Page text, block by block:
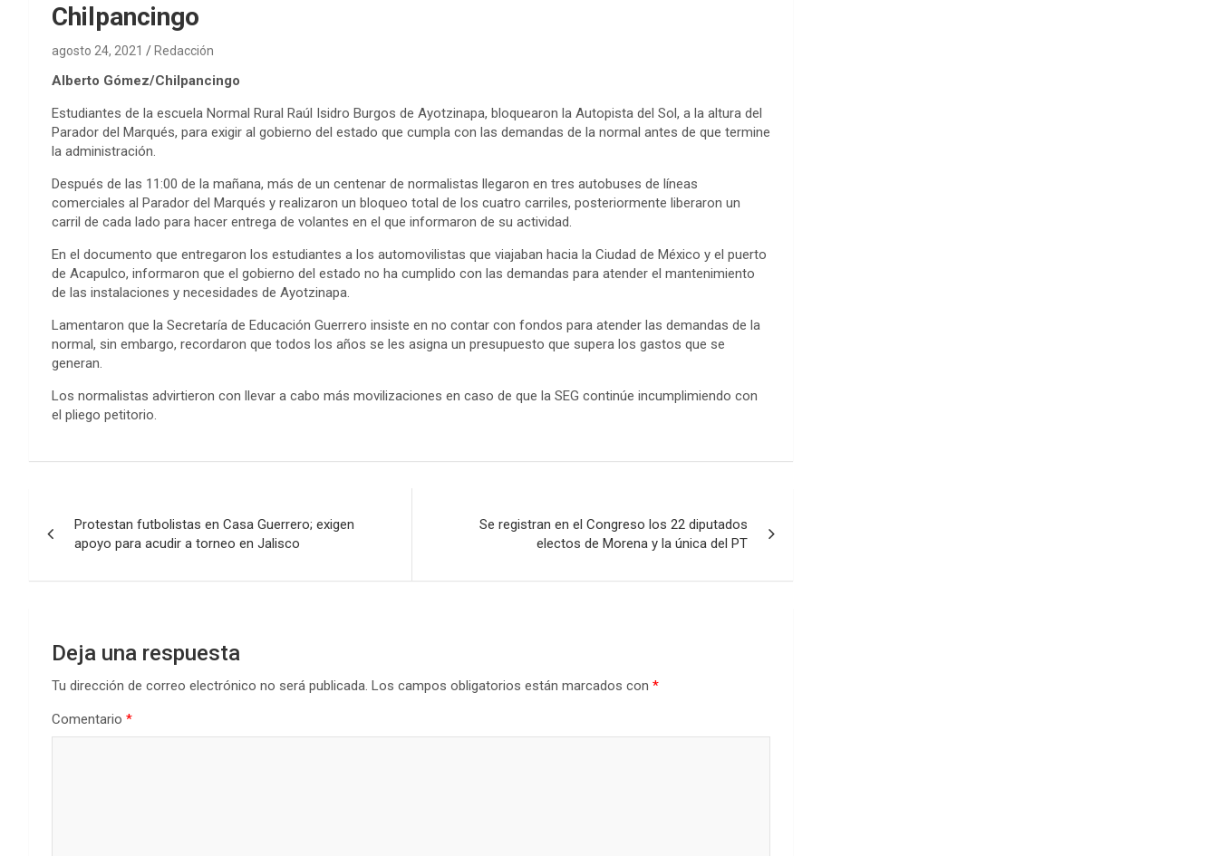
Chilpancingo
agosto 24, 2021 Redacción
Alberto Gómez/Chilpancingo
Estudiantes de la escuela Normal Rural Raúl Isidro Burgos de Ayotzinapa, bloquearon la Autopista del Sol, a la altura del
Parador del Marqués, para exigir al gobierno del estado que cumpla con las demandas de la normal antes de que termine
la administración.
Después de las 11:00 de la mañana, más de un centenar de normalistas llegaron en tres autobuses de líneas
comerciales al Parador del Marqués y realizaron un bloqueo total de los cuatro carriles, posteriormente liberaron un
carril de cada lado para hacer entrega de volantes en el que informaron de su actividad.
En el documento que entregaron los estudiantes a los automovilistas que viajaban hacia la Ciudad de México y el puerto
de Acapulco, informaron que el gobierno del estado no ha cumplido con las demandas para atender el mantenimiento
de las instalaciones y necesidades de Ayotzinapa.
Lamentaron que la Secretaría de Educación Guerrero insiste en no contar con fondos para atender las demandas de la
normal, sin embargo, recordaron que todos los años se les asigna un presupuesto que supera los gastos que se
generan.
Los normalistas advirtieron con llevar a cabo más movilizaciones en caso de que la SEG continúe incumplimiendo con
el pliego petitorio.
de
entradas
Protestan futbolistas en Casa Guerrero; exigen
apoyo para acudir a torneo en Jalisco
Se registran en el Congreso los 22 diputados
electos de Morena y la única del PT
Deja una respuesta
Tu dirección de correo electrónico no será publicada. Los campos obligatorios están marcados con *
Comentario *